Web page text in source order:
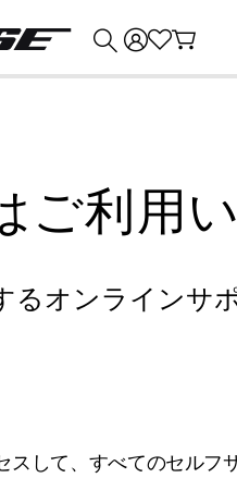
ご利用
オンラインサ
して、すべてのセルフ